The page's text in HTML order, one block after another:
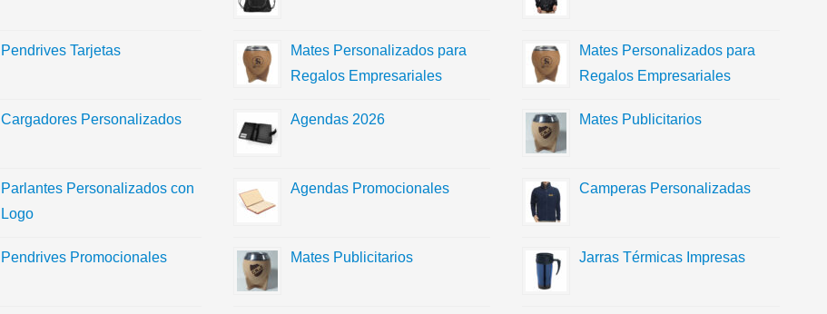
Pendrives Tarjetas
Cargadores Personalizados
Parlantes Personalizados con
Logo
Pendrives Promocionales
Mates Personalizados para
Regalos Empresariales
Agendas 2026
Agendas Promocionales
Mates Publicitarios
Mates Personalizados para
Regalos Empresariales
Mates Publicitarios
Camperas Personalizadas
Jarras Térmicas Impresas